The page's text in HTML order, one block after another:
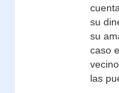
su
su
caso
las